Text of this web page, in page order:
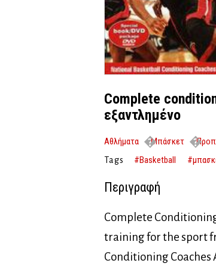
Complete
εξαντλημένο
Αθλήματα Μπάσκετ
basketball [special book+dvd] –
Tags #Basketball
Περιγραφή
Complete
training for the sport
Conditioning